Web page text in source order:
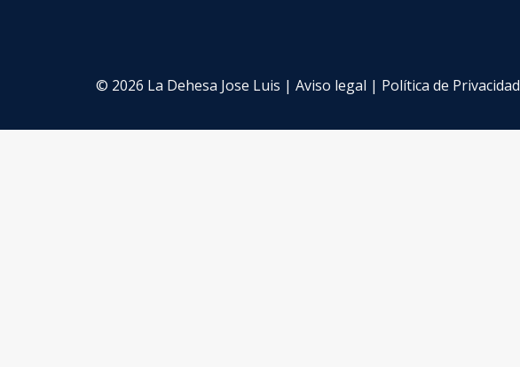
© 2026 La Dehesa Jose Luis | Aviso legal | Política de Privacidad